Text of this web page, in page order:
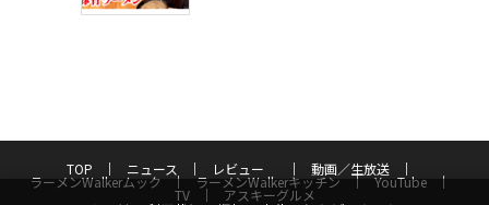
TOP ニュース レビュー 動画／生放送
ラーメンWalkerムック ラーメンWalkerキッチン YouTube
TV アスキーグルメ